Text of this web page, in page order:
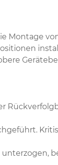
Montage